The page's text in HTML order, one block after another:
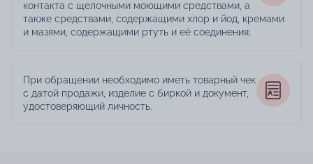
контакта с щелочными моющими средствами, а
также средствами, содержащими хлор и йод, кремами
и мазями, содержащими ртуть и её соединения;
При обращении необходимо иметь товарный чек
с датой продажи, изделие с биркой и документ,
удостоверяющий личность.